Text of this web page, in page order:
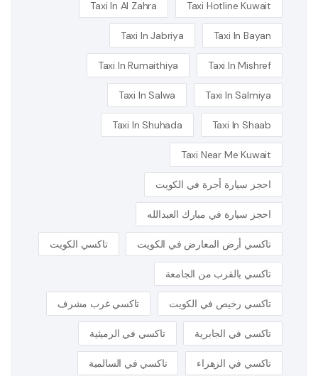
Taxi Hotline Kuwait
Taxi In Al Zahra
Taxi In Bayan
Taxi In Jabriya
Taxi In Mishref
Taxi In Rumaithiya
Taxi In Salmiya
Taxi In Salwa
Taxi In Shaab
Taxi In Shuhada
Taxi Near Me Kuwait
احجز سيارة أجرة في الكويت
احجز سيارة في مبارك العبدالله
تاكسي أرض المعارض في الكويت تاكسي الكويت
تاكسي بالقرب من الجامعة
تاكسي رخيص في الكويت تاكسي غرب مشرف
تاكسي في الجابرية تاكسي في الرميثية
تاكسي في الزهراء تاكسي في السالمية